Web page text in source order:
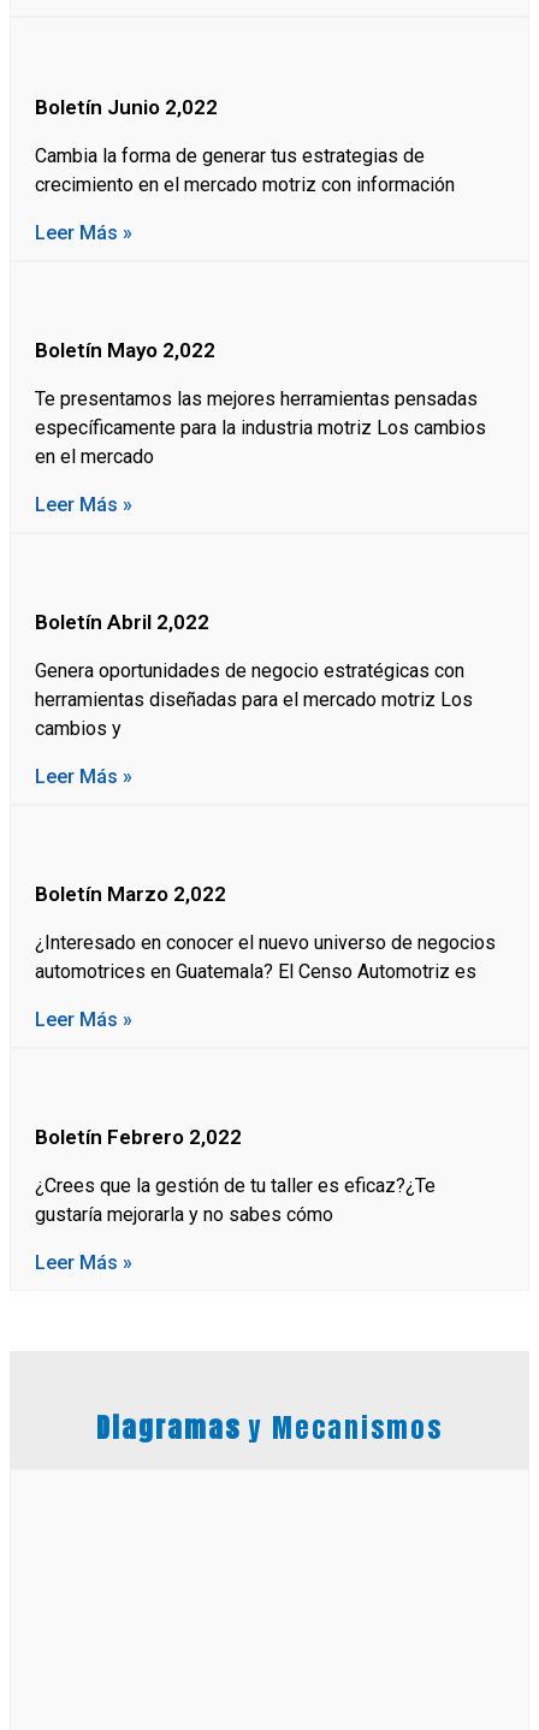
Boletín Junio 2,022
Cambia la forma de generar tus estrategias de
crecimiento en el mercado motriz con información
Leer Más »
Boletín Mayo 2,022
Te presentamos las mejores herramientas pensadas
específicamente para la industria motriz Los cambios
en el mercado
Leer Más »
Boletín Abril 2,022
Genera oportunidades de negocio estratégicas con
herramientas diseñadas para el mercado motriz Los
cambios y
Leer Más »
Boletín Marzo 2,022
¿Interesado en conocer el nuevo universo de negocios
automotrices en Guatemala? El Censo Automotriz es
Leer Más »
Boletín Febrero 2,022
¿Crees que la gestión de tu taller es eficaz?¿Te
gustaría mejorarla y no sabes cómo
Leer Más »
Diagramas y Mecanismos​